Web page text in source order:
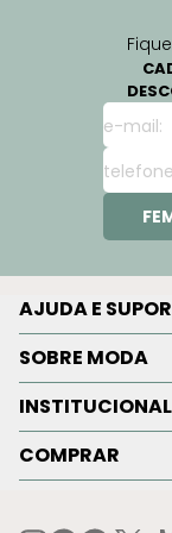
AJUDA E
SOBRE MODA
INSTITUCIONAL
COMPRAR